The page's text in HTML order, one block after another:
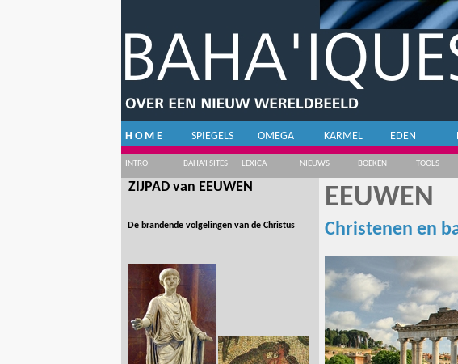
H O M E SPIEGELS OMEGA KARMEL EDEN
INTRO BAHA'I SITES LEXICA NIEUWS BOEKEN TOOLS
ZIJPAD van EEUWEN
De brandende volgelingen van de Christus
EEUWEN
Christenen en